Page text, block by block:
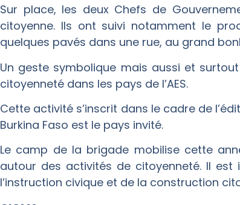
Sur place, les deux Chefs de
citoyenne. Ils ont suivi notamment le
quelques pavés dans une rue, au grand
Un geste symbolique mais aussi et
citoyenneté dans les pays de l’AES.
Cette activité s’inscrit dans le cadre de
Burkina Faso est le pays invité.
Le camp de la brigade mobilise cette
autour des activités de citoyenneté. Il
l’instruction civique et de la construction